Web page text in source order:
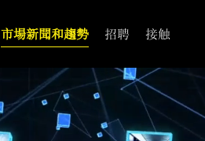
市場新聞和趨勢 招聘 接触